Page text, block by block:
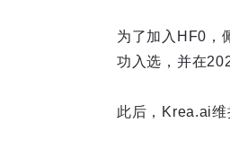
为了加入HF0，
功入选，并在
此后，Krea.ai维